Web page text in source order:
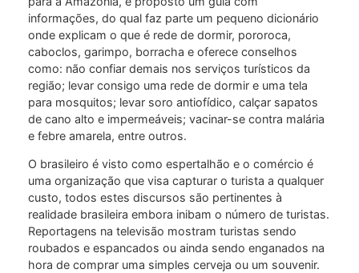
informações, do qual faz parte um pequeno dicionário
onde explicam o que é rede de dormir, pororoca,
caboclos, garimpo, borracha e oferece conselhos
como: não confiar demais nos serviços turísticos da
região; levar consigo uma rede de dormir e uma tela
para mosquitos; levar soro antiofídico, calçar sapatos
de cano alto e impermeáveis; vacinar-se contra malária
e febre amarela, entre outros.
O brasileiro é visto como espertalhão e o comércio é
uma organização que visa capturar o turista a qualquer
custo, todos estes discursos são pertinentes à
realidade brasileira embora inibam o número de turistas.
Reportagens na televisão mostram turistas sendo
roubados e espancados ou ainda sendo enganados na
hora de comprar uma simples cerveja ou um souvenir.